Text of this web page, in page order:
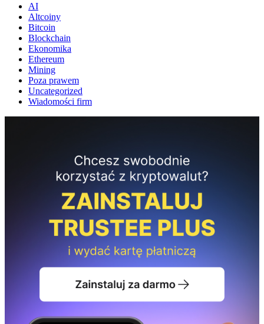
AI
Altcoiny
Bitcoin
Blockchain
Ekonomika
Ethereum
Mining
Poza prawem
Uncategorized
Wiadomości firm